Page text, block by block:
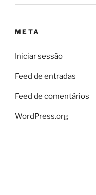
META
Iniciar sessão
Feed de entradas
Feed de comentários
WordPress.org